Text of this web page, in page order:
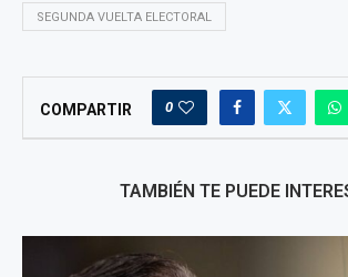
SEGUNDA VUELTA ELECTORAL
COMPARTIR 0
TAMBIÉN TE PUEDE